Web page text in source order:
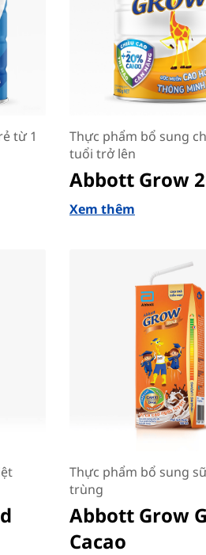
từ 1
Thực phẩm bổ sung
tuổi trở lên
Abbott Grow
Xem thêm
Thực phẩm bổ sung
trùng
Abbott Grow
Cacao